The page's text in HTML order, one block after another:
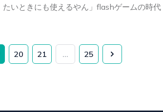
たいときにも使えるやん」flashゲームの時代 ...
20 21 ...
25
Next